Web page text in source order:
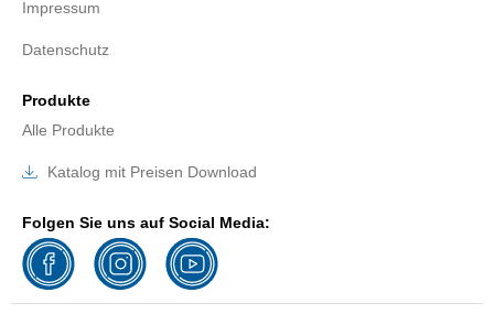
Impressum
Datenschutz
Produkte
Alle Produkte
Katalog mit Preisen Download
Folgen Sie uns auf Social Media: